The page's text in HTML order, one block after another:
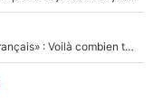
«C'est un beau salaire par rapport à 90 % des Français» : Voilà combien touchait Nelson Monfort sur France Télévisions avant de rejoindre CNews